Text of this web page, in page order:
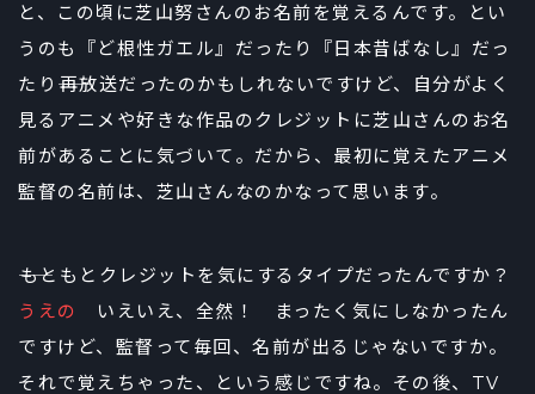
と、この頃に芝山努さんのお名前を覚えるんです。とい
うのも『ど根性ガエル』だったり『日本昔ばなし』だっ
たり――再放送だったのかもしれないですけど、自分がよく
見るアニメや好きな作品のクレジットに芝山さんのお名
前があることに気づいて。だから、最初に覚えたアニメ
監督の名前は、芝山さんなのかなって思います。
――もともとクレジットを気にするタイプだったんですか？
うえの
いえいえ、全然！ まったく気にしなかったん
ですけど、監督って毎回、名前が出るじゃないですか。
それで覚えちゃった、という感じですね。その後、TV